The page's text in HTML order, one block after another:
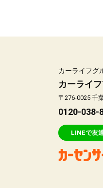
カーライフグ
カーライ
〒276-0025 千
0120-038-
LINEで友